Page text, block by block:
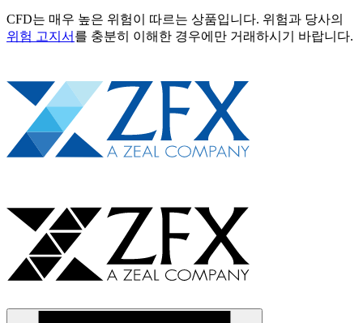
CFD는 매우 높은 위험이 따르는 상품입니다. 위험과 당사의
위험 고지서 를 충분히 이해한 경우에만 거래하시기 바랍니다.